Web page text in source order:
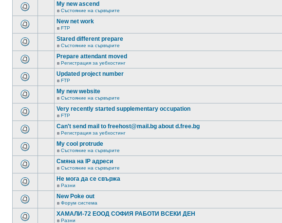
My new ascend
в Състояние на сървърите
New net work
в FTP
Stared different prepare
в Състояние на сървърите
Prepare attendant moved
в Регистрация за уебхостинг
Updated project number
в FTP
My new website
в Състояние на сървърите
Very recently started supplementary occupation
в FTP
Can't send mail to freehost@mail.bg about d.free.bg
в Регистрация за уебхостинг
My cool protrude
в Състояние на сървърите
Смяна на IP адреси
в Състояние на сървърите
Не мога да се свържа
в Разни
New Poke out
в Форум система
ХАМАЛИ-72 ЕООД СОФИЯ РАБОТИ ВСЕКИ ДЕН
в Разни